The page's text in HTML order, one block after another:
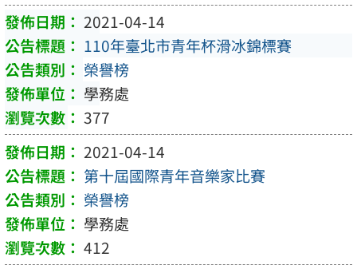
2021-04-14
110年臺北市青年杯滑冰錦標賽
榮譽榜
學務處
377
2021-04-14
第十屆國際青年音樂家比賽
榮譽榜
學務處
412